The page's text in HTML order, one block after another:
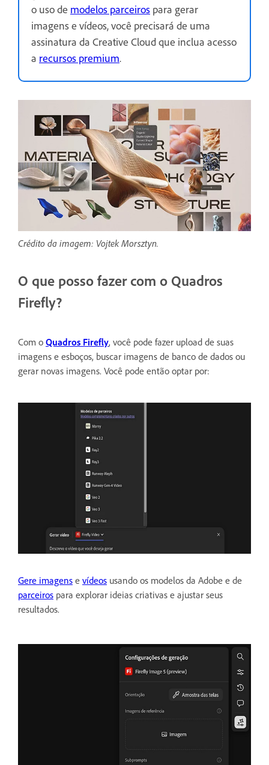
o uso de modelos parceiros para gerar
imagens e vídeos, você precisará de uma
assinatura da Creative Cloud que inclua acesso
a recursos premium.
Crédito da imagem: Vojtek Morsztyn.
O que posso fazer com o Quadros
Firefly?
Com o Quadros Firefly, você pode fazer upload de suas
imagens e esboços, buscar imagens de banco de dados ou
gerar novas imagens. Você pode então optar por:
Gere imagens e vídeos usando os modelos da Adobe e de
parceiros para explorar ideias criativas e ajustar seus
resultados.